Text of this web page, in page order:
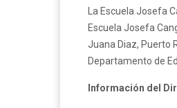
La Escuela Josefa
Escuela Josefa
Juana Diaz, Puerto
Departamento de
Información del